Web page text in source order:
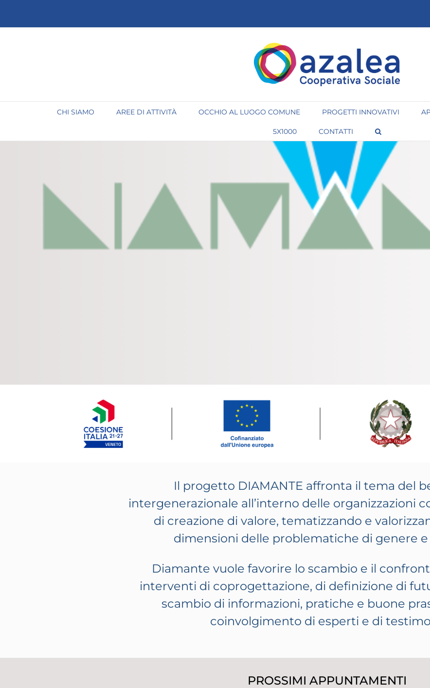
contenuto
CHI SIAMO AREE DI ATTIVITÀ OCCHIO AL LUOGO COMUNE PROGETTI INNOVATIVI
5X1000 CONTATTI
Il progetto DIAMANTE affronta il tema del
intergenerazionale all’interno delle organizzazioni
di creazione di valore, tematizzando e
dimensioni delle problematiche di genere
Diamante vuole favorire lo scambio e il
interventi di coprogettazione, di definizione di
scambio di informazioni, pratiche e buone
coinvolgimento di esperti e di
PROSSIMI APPUNTAMENTI